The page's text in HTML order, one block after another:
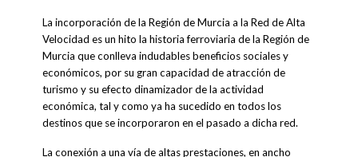
La incorporación de la Región de Murcia a la Red de Alta
Velocidad es un hito la historia ferroviaria de la Región de
Murcia que conlleva indudables beneficios sociales y
económicos, por su gran capacidad de atracción de
turismo y su efecto dinamizador de la actividad
económica, tal y como ya ha sucedido en todos los
destinos que se incorporaron en el pasado a dicha red.
La conexión a una vía de altas prestaciones, en ancho